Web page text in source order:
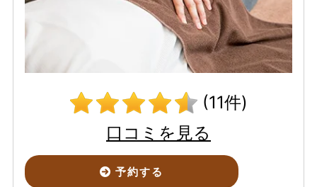
(11件)
口コミを見る
予約する